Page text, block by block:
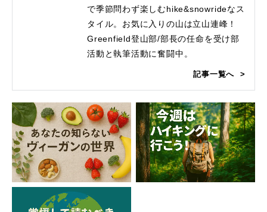
で季節問わず楽しむhike&snowrideなス
タイル。お気に入りの山は立山連峰！
Greenfield登山部/部長の任命を受け部
活動と執筆活動に奮闘中。
記事一覧へ